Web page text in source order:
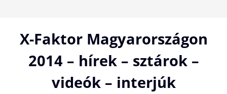
contentX-Faktor Magyarországon
2014 – hírek – sztárok –
videók – interjúk